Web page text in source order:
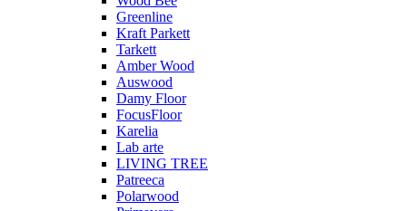
Greenline
Kraft Parkett
Tarkett
Amber Wood
Auswood
Damy Floor
FocusFloor
Karelia
Lab arte
LIVING TREE
Patreeca
Polarwood